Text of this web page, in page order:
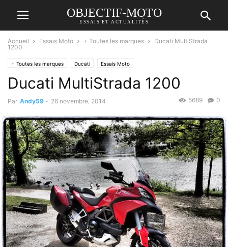
OBJECTIF-MOTO
ESSAIS ET ACTUALITÉS
Accueil Essais Moto + Toutes les marques
Ducati MultiStrada
1200
+ Toutes les marques Ducati Essais Moto
Ducati MultiStrada 1200
Par Andy59 - 26 novembre, 2014 0
5689